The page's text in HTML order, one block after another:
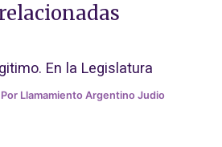
En la Legislatura
Llamamiento Argentino Judio